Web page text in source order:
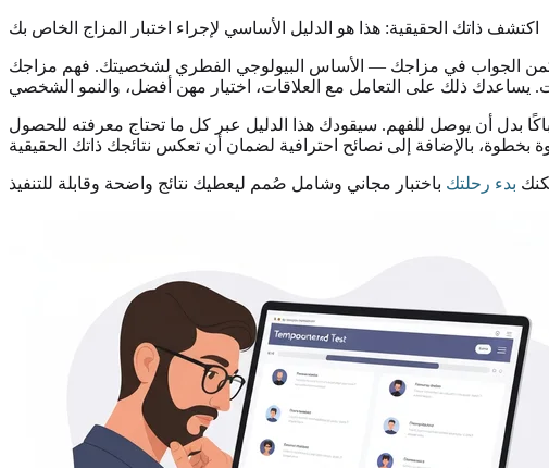
اكتشف ذاتك الحقيقية: هذا هو الدليل الأساسي لإجراء اختبار المزاج الخاص بك
يكمن الجواب في مزاجك — الأساس البيولوجي الفطري لشخصيتك. فهم مزاجك
بدل أن يوصل للفهم. سيقودك هذا الدليل عبر كل ما تحتاج معرفته للحصول
بدء رحلتك